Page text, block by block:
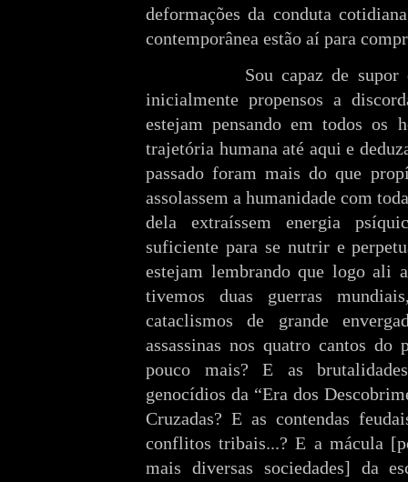
deformações da conduta
contemporânea estão aí para
Sou capaz de
inicialmente propensos a
estejam pensando em todos os
trajetória humana até aqui e
passado foram mais do que
assolassem a humanidade com
dela extraíssem energia
suficiente para se nutrir e
estejam lembrando que logo ali
tivemos duas guerras
cataclismos de grande
assassinas nos quatro cantos do
pouco mais? E as
genocídios da “Era dos
Cruzadas? E as contendas
conflitos tribais...? E a mácula
mais diversas sociedades] da